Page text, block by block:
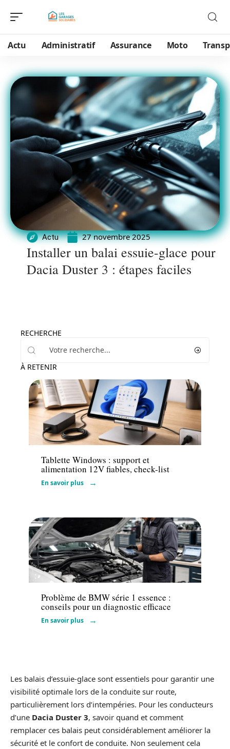
Actu Administratif Assurance Moto
Actu 27 novembre 2025
Installer un balai essuie-glace pour
Dacia Duster 3 : étapes faciles
RECHERCHE
À RETENIR
Actu
Tablette Windows : support et
alimentation 12V fiables, check-list
En savoir plus
Actu
Problème de BMW série 1 essence :
conseils pour un diagnostic efficace
En savoir plus
Les balais d’essuie-glace sont essentiels pour garantir une
visibilité optimale lors de la conduite sur route,
particulièrement lors d’intempéries. Pour les conducteurs
d’une Dacia Duster 3, savoir quand et comment
remplacer ces balais peut considérablement améliorer la
sécurité et le confort de conduite. Non seulement cela